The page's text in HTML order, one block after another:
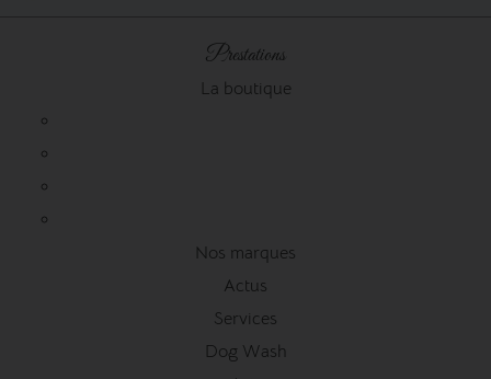
Prestations
La boutique
Nos marques
Actus
Services
Dog Wash